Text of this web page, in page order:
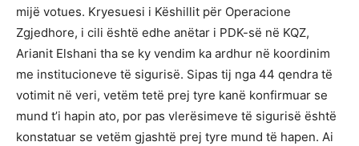
mijë votues. Kryesuesi i Këshillit për Operacione
Zgjedhore, i cili është edhe anëtar i PDK-së në KQZ,
Arianit Elshani tha se ky vendim ka ardhur në koordinim
me institucioneve të sigurisë. Sipas tij nga 44 qendra të
votimit në veri, vetëm tetë prej tyre kanë konfirmuar se
mund t’i hapin ato, por pas vlerësimeve të sigurisë është
konstatuar se vetëm gjashtë prej tyre mund të hapen. Ai